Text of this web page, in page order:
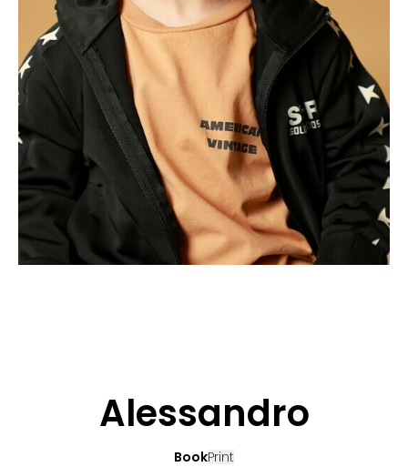
POP MUZIKANTEN
TALENTEN INTERNATIONALE
BEWERBUNG
KONTAKT
FRANKREICH
SCHWEIZ
Alessandro
BookPrint